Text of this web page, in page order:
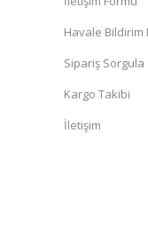
Havale Bildirim
Sipariş Sorgula
Kargo Takibi
İletişim